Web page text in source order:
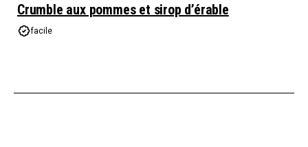
Crumble aux pommes et sirop d’érable
facile